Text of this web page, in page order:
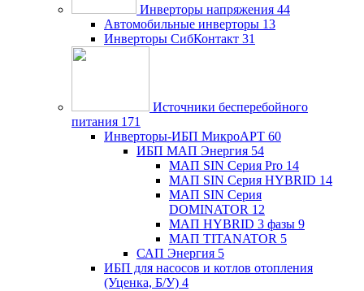
Инверторы напряжения 44
Автомобильные инверторы 13
Инверторы СибКонтакт 31
Источники бесперебойного
питания 171
Инверторы-ИБП МикроАРТ 60
ИБП МАП Энергия 54
МАП SIN Серия Pro 14
МАП SIN Серия HYBRID 14
МАП SIN Серия
DOMINATOR 12
МАП HYBRID 3 фазы 9
МАП TITANATOR 5
САП Энергия 5
ИБП для насосов и котлов отопления
(Уценка, Б/У) 4